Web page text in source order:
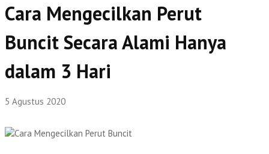
Cara Mengecilkan Perut
Buncit Secara Alami Hanya
dalam 3 Hari
5 Agustus 2020